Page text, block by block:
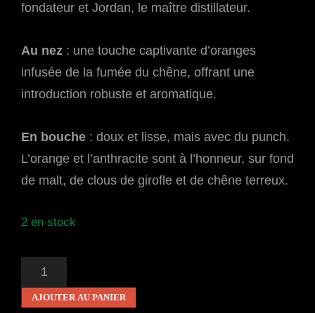
fondateur et Jordan, le maître distillateur.
Au nez : une touche captivante d’oranges
infusée de la fumée du chêne, offrant une
introduction robuste et aromatique.
En bouche : doux et lisse, mais avec du punch.
L’orange et l’anthracite sont à l’honneur, sur fond
de malt, de clous de girofle et de chêne terreux.
2 en stock
WHISKY
IRLANDAIS
AJOUTER AU PANIER